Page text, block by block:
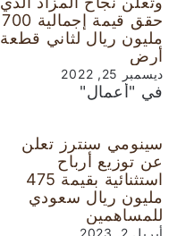
حقق قيمة إجمالية 700
مليون ريال لثاني قطعة
أرض
ديسمبر 25, 2022
في "أعمال"
سينومي سنترز تعلن
عن توزيع أرباح
استثنائية بقيمة 475
مليون ريال سعودي
للمساهمين
أبريل 2, 2023